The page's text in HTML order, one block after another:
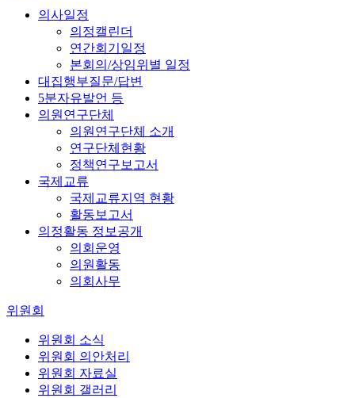
의사일정
의정캘린더
연간회기일정
본회의/상임위별 일정
대집행부질문/답변
5분자유발언 등
의원연구단체
의원연구단체 소개
연구단체현황
정책연구보고서
국제교류
국제교류지역 현황
활동보고서
의정활동 정보공개
의회운영
의원활동
의회사무
위원회
위원회 소식
위원회 의안처리
위원회 자료실
위원회 갤러리